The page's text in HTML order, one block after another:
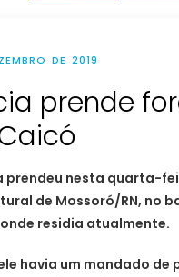
DE 2019
prende
prendeu nesta quarta-
de Mossoró/RN, no
residia atualmente.
havia um mandado de